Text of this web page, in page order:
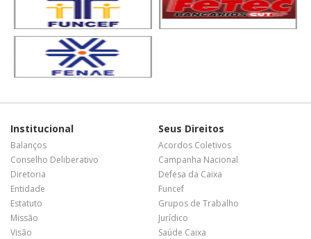
Institucional
Balanços
Conselho Deliberativo
Diretoria
Entidade
Estatuto
Missão
Visão
Seus Direitos
Acordos Coletivos
Campanha Nacional
Defesa da Caixa
Funcef
Grupos de Trabalho
Jurídico
Saúde Caixa